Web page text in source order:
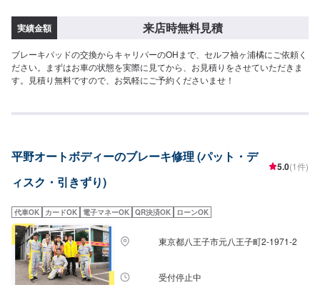
実績金額 来店時無料見積
ブレーキパッドの交換からキャリパーのOHまで、セルフ袖ヶ浦橘にご依頼く
ださい。まずはお車の状態を実際に見てから、お見積りをさせていただきま
す。見積り無料ですので、お気軽にご予約くださいませ！
平野オートボディーのブレーキ修理 (パット・デ
ィスク・引きずり)
5.0(1件)
代車OK カードOK 電子マネーOK QR決済OK ローンOK
東京都八王子市元八王子町2-1971-2
受付停止中